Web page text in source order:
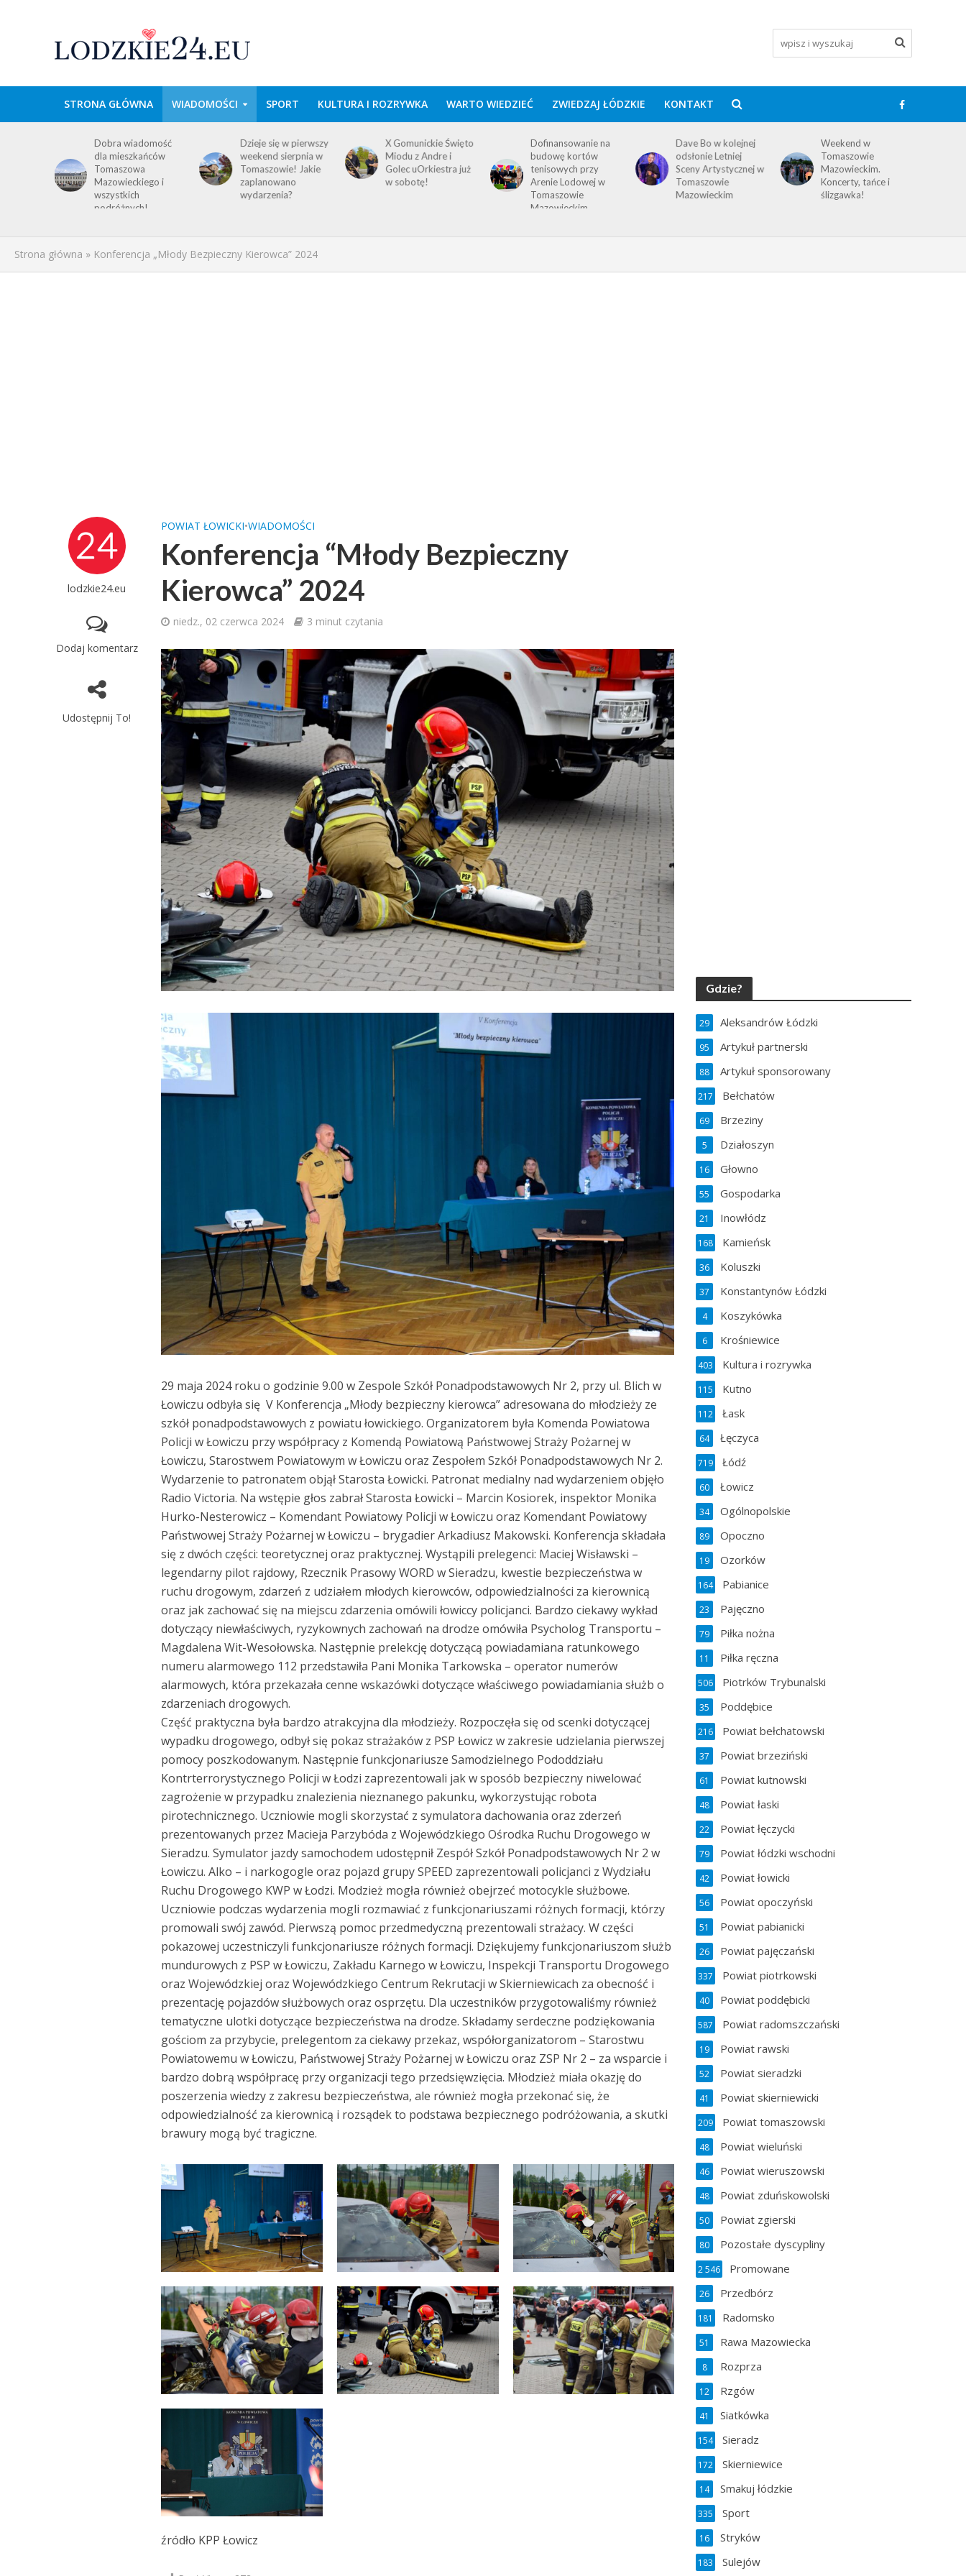
STRONA GŁÓWNA WIADOMOŚCI SPORT KULTURA I ROZRYWKA WARTO WIEDZIEĆ ZWIEDZAJ ŁÓDZKIE KONTAKT
Dobra wiadomość
dla mieszkańców
Tomaszowa
Mazowieckiego i
wszystkich
podróżnych!
Dzieje się w pierwszy
weekend sierpnia w
Tomaszowie! Jakie
zaplanowano
wydarzenia?
X Gomunickie Święto
Miodu z Andre i
Golec uOrkiestra już
w sobotę!
Dofinansowanie na
budowę kortów
tenisowych przy
Arenie Lodowej w
Tomaszowie
Mazowieckim
Dave Bo w kolejnej
odsłonie Letniej
Sceny Artystycznej w
Tomaszowie
Mazowieckim
Weekend w
Tomaszowie
Mazowieckim.
Koncerty, tańce i
ślizgawka!
Strona główna » Konferencja „Młody Bezpieczny Kierowca” 2024
lodzkie24.eu
Dodaj komentarz
Udostępnij To!
POWIAT ŁOWICKI•WIADOMOŚCI
Konferencja “Młody Bezpieczny
Kierowca” 2024
niedz., 02 czerwca 2024 3 minut czytania
29 maja 2024 roku o godzinie 9.00 w Zespole Szkół Ponadpodstawowych Nr 2, przy ul. Blich w
Łowiczu odbyła się V Konferencja „Młody bezpieczny kierowca” adresowana do młodzieży ze
szkół ponadpodstawowych z powiatu łowickiego. Organizatorem była Komenda Powiatowa
Policji w Łowiczu przy współpracy z Komendą Powiatową Państwowej Straży Pożarnej w
Łowiczu, Starostwem Powiatowym w Łowiczu oraz Zespołem Szkół Ponadpodstawowych Nr 2.
Wydarzenie to patronatem objął Starosta Łowicki. Patronat medialny nad wydarzeniem objęło
Radio Victoria. Na wstępie głos zabrał Starosta Łowicki – Marcin Kosiorek, inspektor Monika
Hurko-Nesterowicz – Komendant Powiatowy Policji w Łowiczu oraz Komendant Powiatowy
Państwowej Straży Pożarnej w Łowiczu – brygadier Arkadiusz Makowski. Konferencja składała
się z dwóch części: teoretycznej oraz praktycznej. Wystąpili prelegenci: Maciej Wisławski –
legendarny pilot rajdowy, Rzecznik Prasowy WORD w Sieradzu, kwestie bezpieczeństwa w
ruchu drogowym, zdarzeń z udziałem młodych kierowców, odpowiedzialności za kierownicą
oraz jak zachować się na miejscu zdarzenia omówili łowiccy policjanci. Bardzo ciekawy wykład
dotyczący niewłaściwych, ryzykownych zachowań na drodze omówiła Psycholog Transportu –
Magdalena Wit-Wesołowska. Następnie prelekcję dotyczącą powiadamiana ratunkowego
numeru alarmowego 112 przedstawiła Pani Monika Tarkowska – operator numerów
alarmowych, która przekazała cenne wskazówki dotyczące właściwego powiadamiania służb o
zdarzeniach drogowych.
Część praktyczna była bardzo atrakcyjna dla młodzieży. Rozpoczęła się od scenki dotyczącej
wypadku drogowego, odbył się pokaz strażaków z PSP Łowicz w zakresie udzielania pierwszej
pomocy poszkodowanym. Następnie funkcjonariusze Samodzielnego Pododdziału
Kontrterrorystycznego Policji w Łodzi zaprezentowali jak w sposób bezpieczny niwelować
zagrożenie w przypadku znalezienia nieznanego pakunku, wykorzystując robota
pirotechnicznego. Uczniowie mogli skorzystać z symulatora dachowania oraz zderzeń
prezentowanych przez Macieja Parzybóda z Wojewódzkiego Ośrodka Ruchu Drogowego w
Sieradzu. Symulator jazdy samochodem udostępnił Zespół Szkół Ponadpodstawowych Nr 2 w
Łowiczu. Alko – i narkogogle oraz pojazd grupy SPEED zaprezentowali policjanci z Wydziału
Ruchu Drogowego KWP w Łodzi. Modzież mogła również obejrzeć motocykle służbowe.
Uczniowie podczas wydarzenia mogli rozmawiać z funkcjonariuszami różnych formacji, którzy
promowali swój zawód. Pierwszą pomoc przedmedyczną prezentowali strażacy. W części
pokazowej uczestniczyli funkcjonariusze różnych formacji. Dziękujemy funkcjonariuszom służb
mundurowych z PSP w Łowiczu, Zakładu Karnego w Łowiczu, Inspekcji Transportu Drogowego
oraz Wojewódzkiej oraz Wojewódzkiego Centrum Rekrutacji w Skierniewicach za obecność i
prezentację pojazdów służbowych oraz osprzętu. Dla uczestników przygotowaliśmy również
tematyczne ulotki dotyczące bezpieczeństwa na drodze. Składamy serdeczne podziękowania
gościom za przybycie, prelegentom za ciekawy przekaz, współorganizatorom – Starostwu
Powiatowemu w Łowiczu, Państwowej Straży Pożarnej w Łowiczu oraz ZSP Nr 2 – za wsparcie i
bardzo dobrą współpracę przy organizacji tego przedsięwzięcia. Młodzież miała okazję do
poszerzenia wiedzy z zakresu bezpieczeństwa, ale również mogła przekonać się, że
odpowiedzialność za kierownicą i rozsądek to podstawa bezpiecznego podróżowania, a skutki
brawury mogą być tragiczne.
źródło KPP Łowicz
Gdzie?
Aleksandrów Łódzki
29
Artykuł partnerski
95
Artykuł sponsorowany
88
Bełchatów
217
Brzeziny
69
Działoszyn
5
Głowno
16
Gospodarka
55
Inowłódz
21
Kamieńsk
168
Koluszki
36
Konstantynów Łódzki
37
Koszykówka
4
Krośniewice
6
Kultura i rozrywka
403
Kutno
115
Łask
112
Łęczyca
64
Łódź
719
Łowicz
60
Ogólnopolskie
34
Opoczno
89
Ozorków
19
Pabianice
164
Pajęczno
23
Piłka nożna
79
Piłka ręczna
11
Piotrków Trybunalski
506
Poddębice
35
Powiat bełchatowski
216
Powiat brzeziński
37
Powiat kutnowski
61
Powiat łaski
48
Powiat łęczycki
22
Powiat łódzki wschodni
79
Powiat łowicki
42
Powiat opoczyński
56
Powiat pabianicki
51
Powiat pajęczański
26
Powiat piotrkowski
337
Powiat poddębicki
40
Powiat radomszczański
587
Powiat rawski
19
Powiat sieradzki
52
Powiat skierniewicki
41
Powiat tomaszowski
209
Powiat wieluński
48
Powiat wieruszowski
46
Powiat zduńskowolski
48
Powiat zgierski
50
Pozostałe dyscypliny
80
Promowane
2 546
Przedbórz
26
Radomsko
181
Rawa Mazowiecka
51
Rozprza
8
Rzgów
12
Siatkówka
41
Sieradz
154
Skierniewice
172
Smakuj łódzkie
14
Sport
335
Stryków
16
Sulejów
183